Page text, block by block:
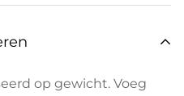
op gewicht. Voeg